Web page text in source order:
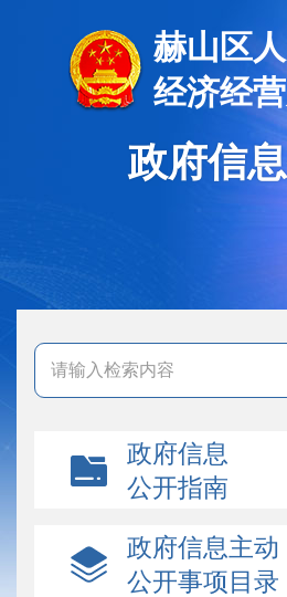
赫山区
经济经
政府信
政府信息
公开指南
政府信息主动
公开事项目录